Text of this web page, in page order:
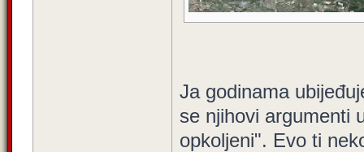
Ja godinama
se njihovi argumenti
opkoljeni". Evo ti